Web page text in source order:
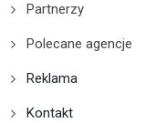
Partnerzy
Polecane agencje
Reklama
Kontakt